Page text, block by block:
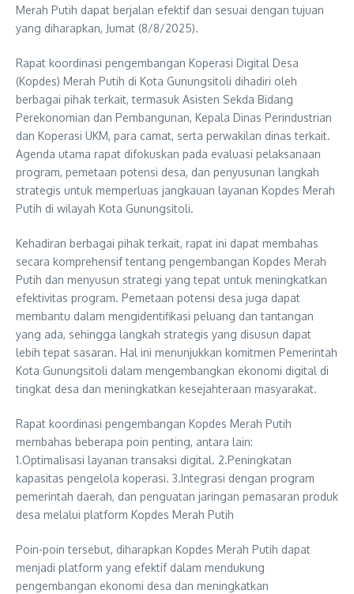
Merah Putih dapat berjalan efektif dan sesuai dengan tujuan
yang diharapkan, Jumat (8/8/2025).
Rapat koordinasi pengembangan Koperasi Digital Desa
(Kopdes) Merah Putih di Kota Gunungsitoli dihadiri oleh
berbagai pihak terkait, termasuk Asisten Sekda Bidang
Perekonomian dan Pembangunan, Kepala Dinas Perindustrian
dan Koperasi UKM, para camat, serta perwakilan dinas terkait.
Agenda utama rapat difokuskan pada evaluasi pelaksanaan
program, pemetaan potensi desa, dan penyusunan langkah
strategis untuk memperluas jangkauan layanan Kopdes Merah
Putih di wilayah Kota Gunungsitoli.
Kehadiran berbagai pihak terkait, rapat ini dapat membahas
secara komprehensif tentang pengembangan Kopdes Merah
Putih dan menyusun strategi yang tepat untuk meningkatkan
efektivitas program. Pemetaan potensi desa juga dapat
membantu dalam mengidentifikasi peluang dan tantangan
yang ada, sehingga langkah strategis yang disusun dapat
lebih tepat sasaran. Hal ini menunjukkan komitmen Pemerintah
Kota Gunungsitoli dalam mengembangkan ekonomi digital di
tingkat desa dan meningkatkan kesejahteraan masyarakat.
Rapat koordinasi pengembangan Kopdes Merah Putih
membahas beberapa poin penting, antara lain:
1.Optimalisasi layanan transaksi digital. 2.Peningkatan
kapasitas pengelola koperasi. 3.Integrasi dengan program
pemerintah daerah, dan penguatan jaringan pemasaran produk
desa melalui platform Kopdes Merah Putih
Poin-poin tersebut, diharapkan Kopdes Merah Putih dapat
menjadi platform yang efektif dalam mendukung
pengembangan ekonomi desa dan meningkatkan